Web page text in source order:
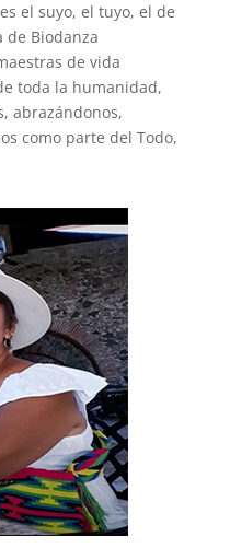
el suyo, el tuyo, el de
de Biodanza
de vida
toda la humanidad,
abrazándonos,
como parte del Todo,